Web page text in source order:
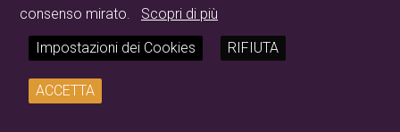
consenso mirato.
Scopri di più
Impostazioni dei Cookies
RIFIUTA
ACCETTA